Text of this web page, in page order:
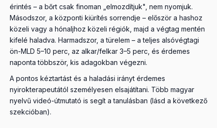
érintés – a bőrt csak finoman „elmozdítjuk", nem nyomjuk.
Másodszor, a központi kiürítés sorrendje – először a hashoz
közeli vagy a hónaljhoz közeli régiók, majd a végtag mentén
kifelé haladva. Harmadszor, a türelem – a teljes alsóvégtagi
ön-MLD 5–10 perc, az alkar/felkar 3–5 perc, és érdemes
naponta többször, kis adagokban végezni.
A pontos kéztartást és a haladási irányt érdemes
nyirokterapeutától személyesen elsajátítani. Több magyar
nyelvű videó-útmutató is segít a tanulásban (lásd a következő
szekcióban).